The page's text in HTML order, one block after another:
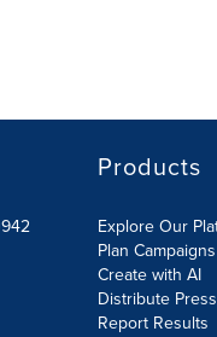
Products
Explore Our
Plan Campaigns
Create with AI
Distribute
Report Results